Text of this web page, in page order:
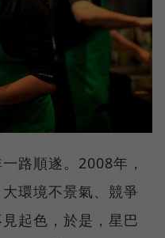
路順遂。2008年，
環境不景氣、競爭
起色，於是，星巴